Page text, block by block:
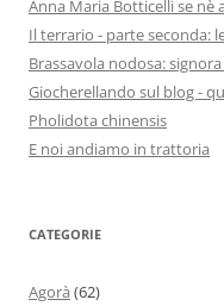
Anna Maria Botticelli se
Il terrario - parte seconda:
Brassavola nodosa:
Giocherellando sul blog -
Pholidota chinensis
E noi andiamo in trattoria
CATEGORIE
Agorà (62)